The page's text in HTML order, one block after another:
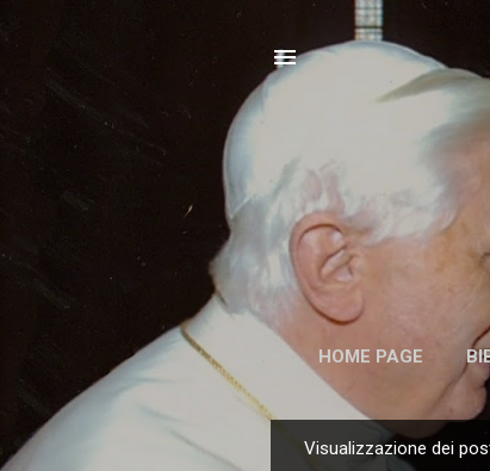
HOME PAGE
Visualizzazione dei